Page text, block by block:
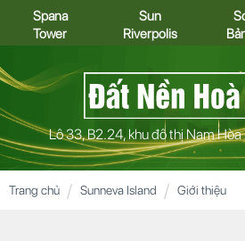
Spana
Tower
Sun
Riverpolis
Lô 33, B2.24, khu đô thị Nam
Trang chủ Sunneva Island Giới thiệu